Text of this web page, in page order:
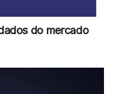
do mercado